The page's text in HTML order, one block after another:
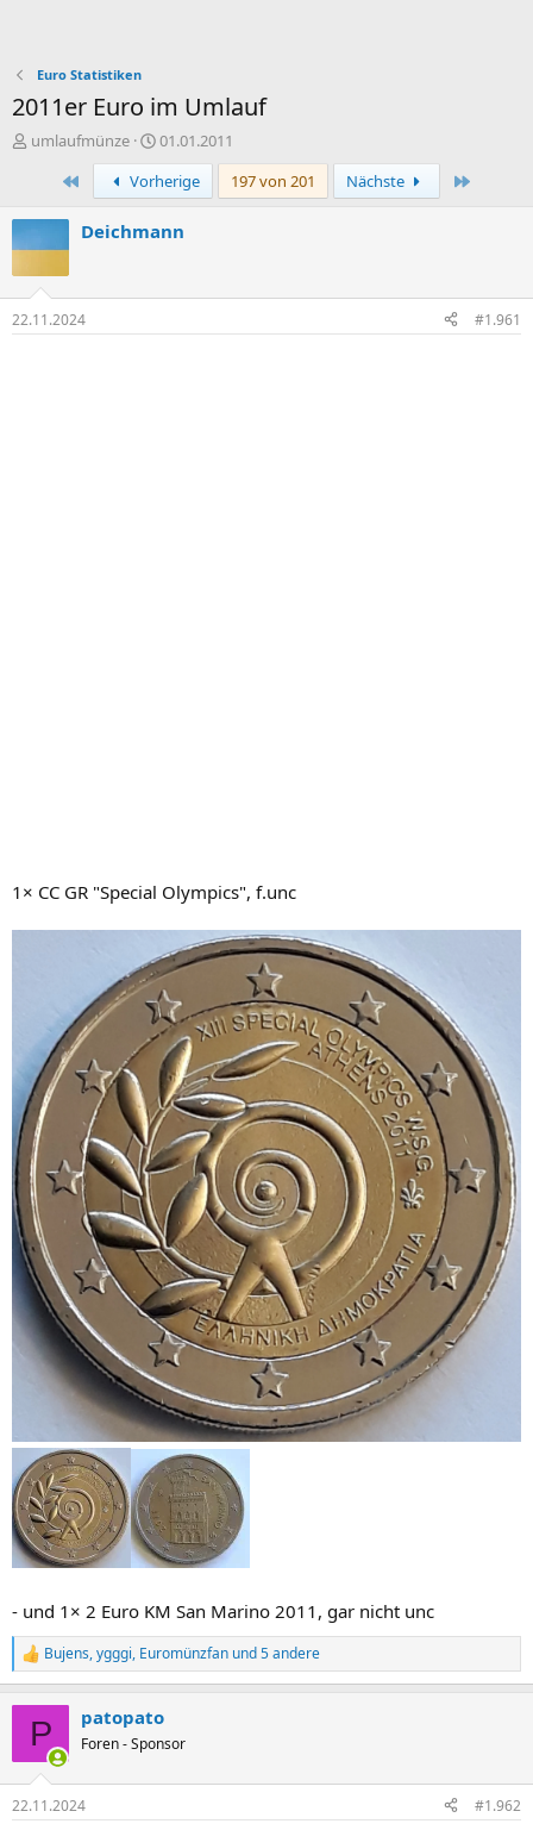
Euro Statistiken
2011er Euro im Umlauf
E
e
l
e
r
umlaufmünze
E
r
s
t
e
m
01.01.2011
Erste
Vorherige 197 von 201 Nächste
Deichmann
22.11.2024 #1.961
1× CC GR "Special Olympics", f.unc
- und 1× 2 Euro KM San Marino 2011, gar nicht unc
R
e
e
Bujens,ygggi, Euromünzfan und 5 andere
P patopato
Foren - Sponsor
22.11.2024 #1.962